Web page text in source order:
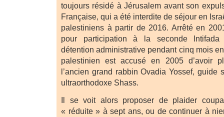
toujours résidé à Jérusalem avant son
Française, qui a été interdite de séjour en
palestiniens à partir de 2016. Arrêté en
pour participation à la seconde
détention administrative pendant cinq mois
palestinien est accusé en 2005 d’avoir
l’ancien grand rabbin Ovadia Yossef, guide
ultraorthodoxe Shass.
Il se voit alors proposer de plaider
« réduite » à sept ans, ou de continuer à